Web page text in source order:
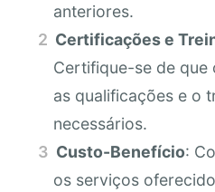
anteriores.
Certificações e
Certifique-se de que
as qualificações e o
necessários.
Custo-Benefício:
os serviços